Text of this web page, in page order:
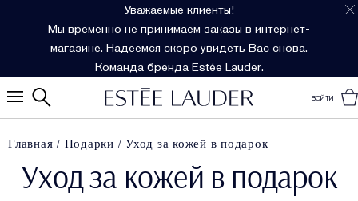
Уважаемые клиенты!
Мы временно не принимаем заказы в интернет-
магазине. Надеемся скоро увидеть Вас снова.
Команда бренда Estée Lauder.
ВОЙТИ
Главная Подарки Уход за кожей в подарок
Уход за кожей в подарок